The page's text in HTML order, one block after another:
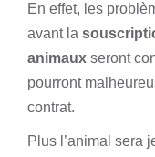
En effet, les
avant la
animaux seront
pourront
contrat.
Plus l’animal sera